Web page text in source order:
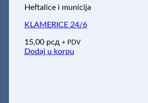
Heftalice i municija
KLAMERICE 24/6
15,00 рсд + PDV
Dodaj u korpu